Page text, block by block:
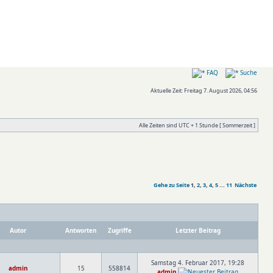
FAQ Suche
Aktuelle Zeit: Freitag 7. August 2026, 04:56
Alle Zeiten sind UTC + 1 Stunde [ Sommerzeit ]
Gehe zu Seite1, 2, 3, 4, 5... 11 Nächste
Autor Antworten Zugriffe Letzter Beitrag
admin 15 558814
Samstag 4. Februar 2017, 19:28